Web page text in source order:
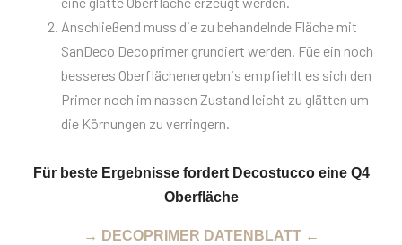
Anschließend muss die zu behandelnde Fläche mit
SanDeco Decoprimer grundiert werden. Füe ein noch
besseres Oberflächenergebnis empfiehlt es sich den
Primer noch im nassen Zustand leicht zu glätten um
die Körnungen zu verringern.
Für beste Ergebnisse fordert Decostucco eine Q4
Oberfläche
→ DECOPRIMER DATENBLATT ←